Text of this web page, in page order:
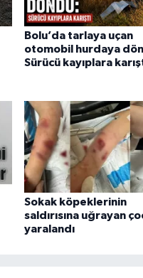
Bolu’da tarlaya uçan
otomobil hurdaya
Sürücü kayıplara
Sokak köpeklerinin
saldırısına uğrayan
yaralandı